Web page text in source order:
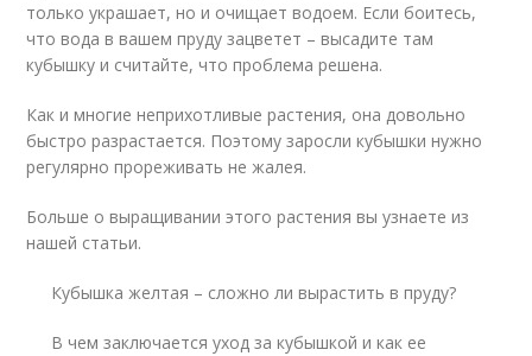
только украшает, но и очищает водоем. Если боитесь,
что вода в вашем пруду зацветет – высадите там
кубышку и считайте, что проблема решена.
Как и многие неприхотливые растения, она довольно
быстро разрастается. Поэтому заросли кубышки нужно
регулярно прореживать не жалея.
Больше о выращивании этого растения вы узнаете из
нашей статьи.
Кубышка желтая – сложно ли вырастить в пруду?
В чем заключается уход за кубышкой и как ее